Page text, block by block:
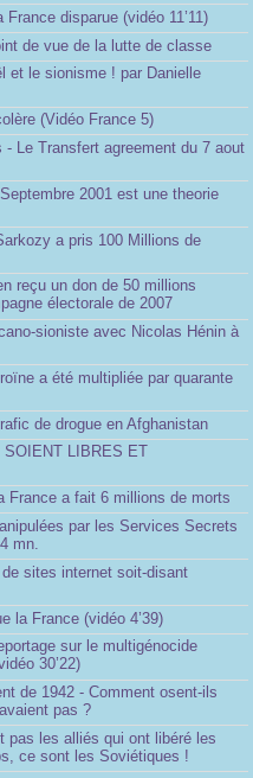
disparue (vidéo 11’11)
de vue de la lutte de classe
et le sionisme ! par Danielle
(Vidéo France 5)
Le Transfert agreement du 7 aout
2001 est une theorie
a pris 100 Millions de
reçu un don de 50 millions
électorale de 2007
sioniste avec Nicolas Hénin à
a été multipliée par quarante
de drogue en Afghanistan
SOIENT LIBRES ET
France a fait 6 millions de morts
par les Services Secrets
mn.
sites internet soit-disant
la France (vidéo 4’39)
sur le multigénocide
30’22)
de 1942 - Comment osent-ils
pas ?
pas les alliés qui ont libéré les
ce sont les Soviétiques !